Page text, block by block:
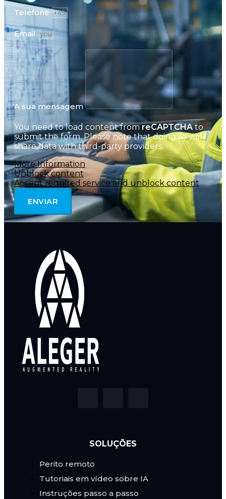
Telefone
Email
A sua mensagem
You need to load content fromreCAPTCHAto
submit the form. Please note that doing so will
share data with third-party providers.
More Information
Unblock content
Accept required service and unblock content
ENVIAR
SOLUÇÕES
Perito remoto
Tutoriais em vídeo sobre IA
Instruções passo a passo